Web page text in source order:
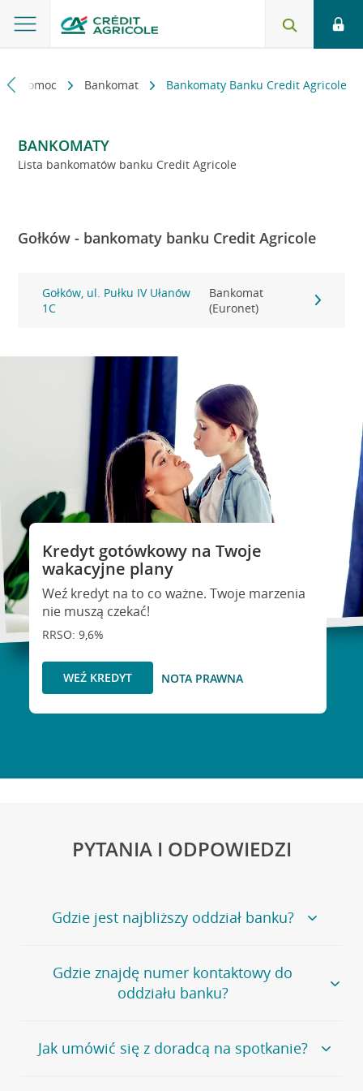
i pomoc Bankomat Bankomaty Banku Credit Agricole
BANKOMATY
Lista bankomatów banku Credit Agricole
Gołków - bankomaty banku Credit Agricole
Gołków, ul. Pułku IV Ułanów
1C
Bankomat
(Euronet)
Kredyt gotówkowy na Twoje
wakacyjne plany
Weź kredyt na to co ważne. Twoje marzenia
nie muszą czekać!
RRSO: 9,6%
WEŹ KREDYT NOTA PRAWNA
PYTANIA I ODPOWIEDZI
Gdzie jest najbliższy oddział banku?
Jeśli szukasz oddziału naszego banku, zapraszamy na
stronęPlacówki i bankomaty, na której znajduje się
wygodna wyszukiwarka.
oddziałów
Gdzie znajdę numer kontaktowy do
oddziału banku?
Bank Credit Agricole nie udostępnia ogólnego numeru
telefonu do placówki bankowej.
Jak umówić się z doradcą na spotkanie?